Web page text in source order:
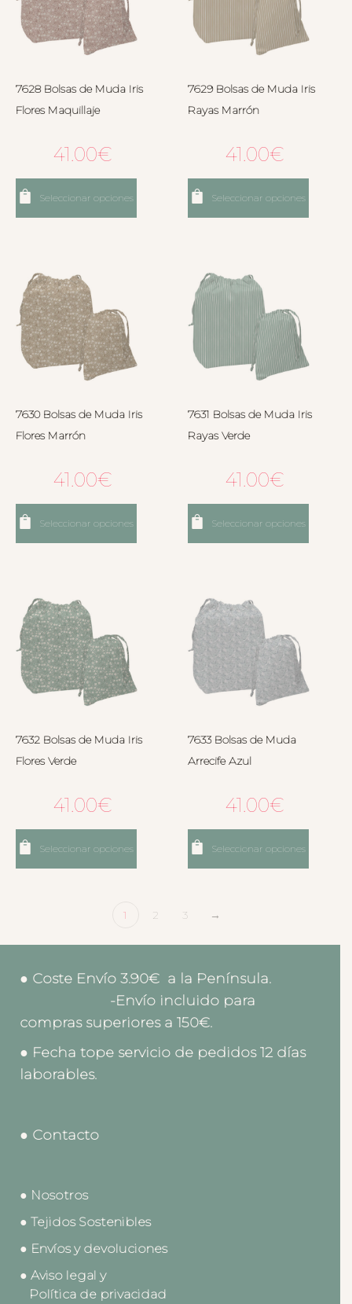
7628 Bolsas de Muda Iris
Flores Maquillaje
41.00€
Seleccionar opciones
7629 Bolsas de Muda Iris
Rayas Marrón
41.00€
Seleccionar opciones
7630 Bolsas de Muda Iris
Flores Marrón
41.00€
Seleccionar opciones
7631 Bolsas de Muda Iris
Rayas Verde
41.00€
Seleccionar opciones
7632 Bolsas de Muda Iris
Flores Verde
41.00€
Seleccionar opciones
7633 Bolsas de Muda
Arrecife Azul
41.00€
Seleccionar opciones
1 2 3 →
● Coste Envío 3.90€ a la Península.
-Envío incluido para
compras superiores a 150€.
● Fecha tope servicio de pedidos 12 días
laborables.
● Contacto
● Nosotros
● Tejidos Sostenibles
● Envíos y devoluciones
● Aviso legal y
Política de privacidad